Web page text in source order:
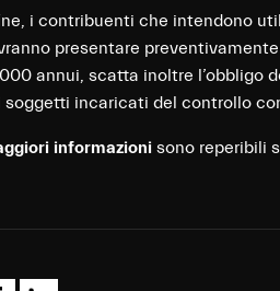
i contribuenti che intendono
presentare
annui, scatta inoltre l’obbligo
soggetti incaricati del controllo
informazioni sono reperibili